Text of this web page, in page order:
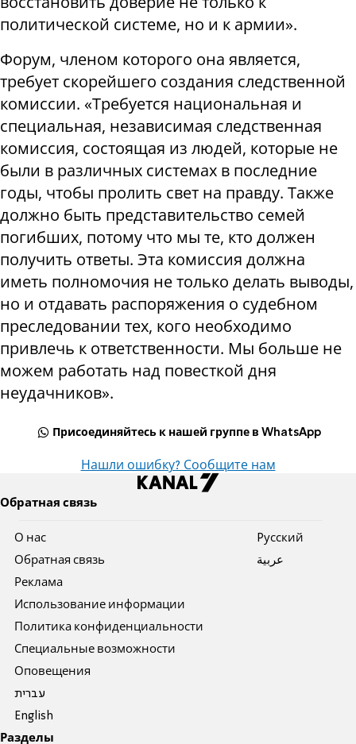
политической системе, но и к армии».
Форум, членом которого она является,
требует скорейшего создания следственной
комиссии. «Требуется национальная и
специальная, независимая следственная
комиссия, состоящая из людей, которые не
были в различных системах в последние
годы, чтобы пролить свет на правду. Также
должно быть представительство семей
погибших, потому что мы те, кто должен
получить ответы. Эта комиссия должна
иметь полномочия не только делать выводы,
но и отдавать распоряжения о судебном
преследовании тех, кого необходимо
привлечь к ответственности. Мы больше не
можем работать над повесткой дня
неудачников».
Присоединяйтесь к нашей группе в WhatsApp
Нашли ошибку? Сообщите нам
Обратная связь
О нас
Обратная связь
Реклама
Использование информации
Политика конфиденциальности
Специальные возможности
Оповещения
עברית
English
Pусский
عربية
Разделы